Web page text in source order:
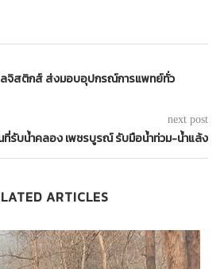
ลจิสติกส์ ส่งมอบอุปกรณ์การแพทย์ทั่ว
next post
ที่รับน้ำคลอง เพชรบูรณ์ รับมือน้ำท่วม-น้ำแล้ง
ARTICLES